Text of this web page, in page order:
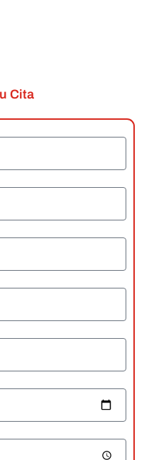
Cita